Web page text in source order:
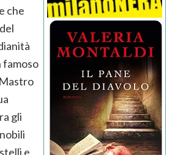
che
famoso
gli
e